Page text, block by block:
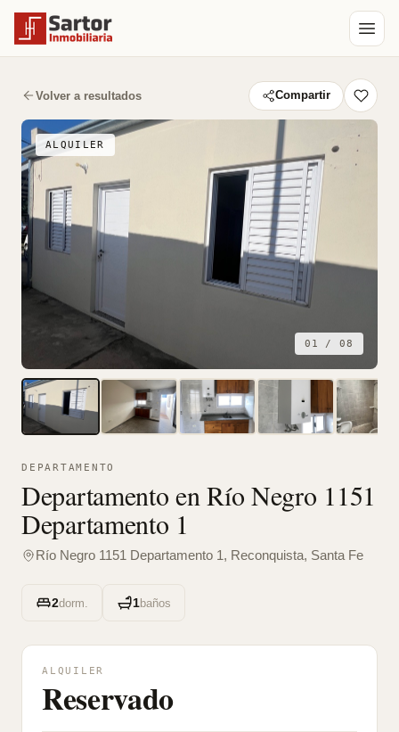
Volver a resultados Compartir
ALQUILER
01 / 08
DEPARTAMENTO
Departamento en Río Negro 1151
Departamento 1
Río Negro 1151 Departamento 1, Reconquista, Santa Fe
2dorm. 1baños
ALQUILER
Reservado